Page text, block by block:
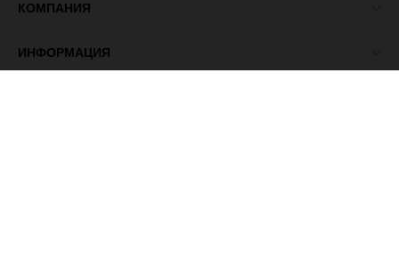
КОМПАНИЯ
ИНФОРМАЦИЯ